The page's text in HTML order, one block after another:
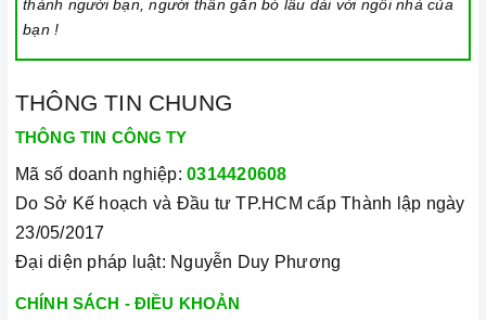
thành người bạn, người thân gắn bó lâu dài với ngôi nhà của
bạn !
THÔNG TIN CHUNG
THÔNG TIN CÔNG TY
Mã số doanh nghiệp: 0314420608
Do Sở Kế hoạch và Đầu tư TP.HCM cấp Thành lập ngày
23/05/2017
Đại diện pháp luật: Nguyễn Duy Phương
CHÍNH SÁCH - ĐIỀU KHOẢN